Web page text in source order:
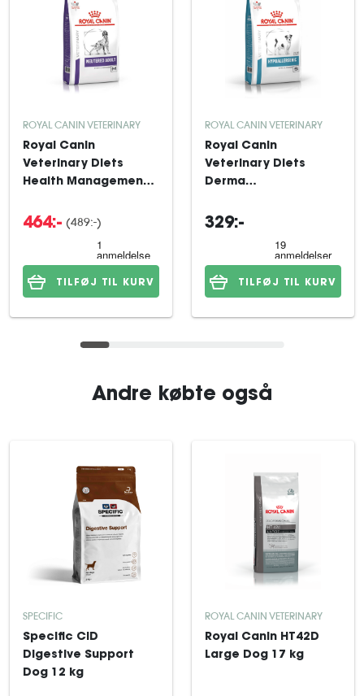
ROYAL CANIN VETERINARY
Royal Canin
Veterinary Diets
Health Management
tørfoder til hund 9 kg
464:- (489:-)
TILFØJ TIL KURV
ROYAL CANIN VETERINARY
Royal Canin
Veterinary Diets
Derma
Dog tørfoder til hund
329:-
TILFØJ TIL KURV
Andre købte også
SPECIFIC
Specific CID
Digestive Support
Dog 12 kg
ROYAL CANIN VETERINARY
Royal Canin HT42D
Large Dog 17 kg